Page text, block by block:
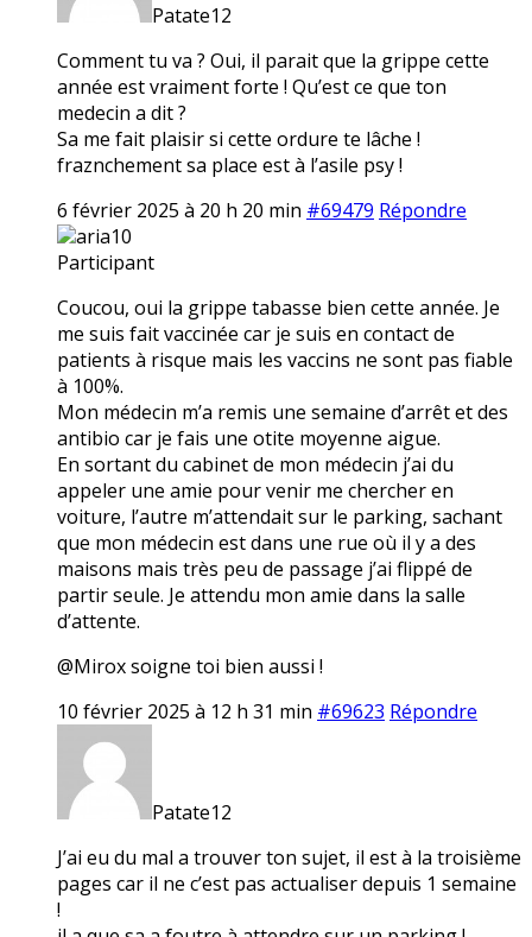
Patate12
Comment tu va ? Oui, il parait que la grippe cette
année est vraiment forte ! Qu’est ce que ton
medecin a dit ?
Sa me fait plaisir si cette ordure te lâche !
fraznchement sa place est à l’asile psy !
6 février 2025 à 20 h 20 min #69479 Répondre
aria10
Participant
Coucou, oui la grippe tabasse bien cette année. Je
me suis fait vaccinée car je suis en contact de
patients à risque mais les vaccins ne sont pas fiable
à 100%.
Mon médecin m’a remis une semaine d’arrêt et des
antibio car je fais une otite moyenne aigue.
En sortant du cabinet de mon médecin j’ai du
appeler une amie pour venir me chercher en
voiture, l’autre m’attendait sur le parking, sachant
que mon médecin est dans une rue où il y a des
maisons mais très peu de passage j’ai flippé de
partir seule. Je attendu mon amie dans la salle
d’attente.
@Mirox soigne toi bien aussi !
10 février 2025 à 12 h 31 min #69623 Répondre
Patate12
J’ai eu du mal a trouver ton sujet, il est à la troisième
pages car il ne c’est pas actualiser depuis 1 semaine
!